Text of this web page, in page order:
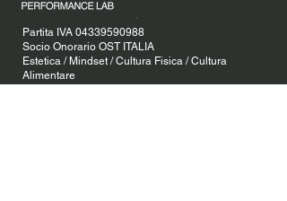
Partita IVA 04339590988
Socio Onorario OST ITALIA
Estetica / Mindset / Cultura Fisica / Cultura
Alimentare